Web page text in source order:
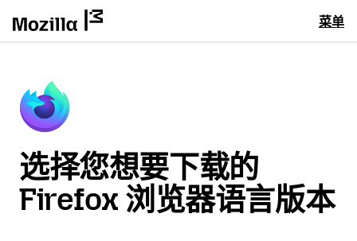
菜单
选择您想要下载的
Firefox 浏览器语言版本